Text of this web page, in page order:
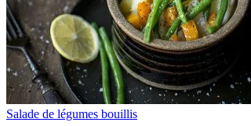
Salade de légumes bouillis